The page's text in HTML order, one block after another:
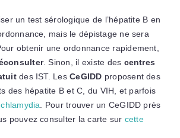
un test sérologique de l’hépatite B en
mais le dépistage ne sera
obtenir une ordonnance rapidement,
. Sinon, il existe des centres
des IST. LesCeGIDD proposent des
des hépatite B et C, du VIH, et parfois
. Pour trouver un CeGIDD près
pouvez consulter la carte sur cette